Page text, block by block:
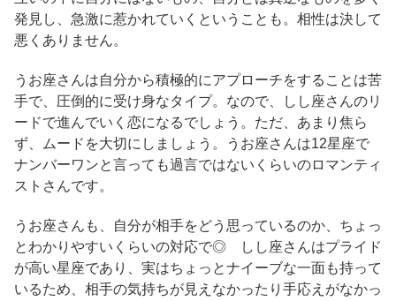
発見し、急激に惹かれていくということも。相性は決して
悪くありません。
うお座さんは自分から積極的にアプローチをすることは苦
手で、圧倒的に受け身なタイプ。なので、しし座さんのリ
ードで進んでいく恋になるでしょう。ただ、あまり焦ら
ず、ムードを大切にしましょう。うお座さんは12星座で
ナンバーワンと言っても過言ではないくらいのロマンティ
ストさんです。
うお座さんも、自分が相手をどう思っているのか、ちょっ
とわかりやすいくらいの対応で◎ しし座さんはプライド
が高い星座であり、実はちょっとナイーブな一面も持って
いるため、相手の気持ちが見えなかったり手応えがなかっ